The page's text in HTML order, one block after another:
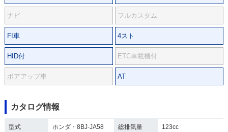
ナビ フルカスタム
FI車 4スト
HID付 ETC車載機付
ボアアップ車 AT
カタログ情報
型式 ホンダ・8BJ-JA58 総排気量 123cc